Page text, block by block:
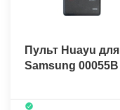
Пульт Huayu для
Samsung 00055B